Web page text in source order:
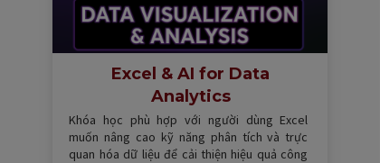
Khóa học phù hợp với người dùng Excel
muốn nâng cao kỹ năng phân tích và trực
quan hóa dữ liệu để cải thiện hiệu quả công
Excel & AI for Data
Analytics